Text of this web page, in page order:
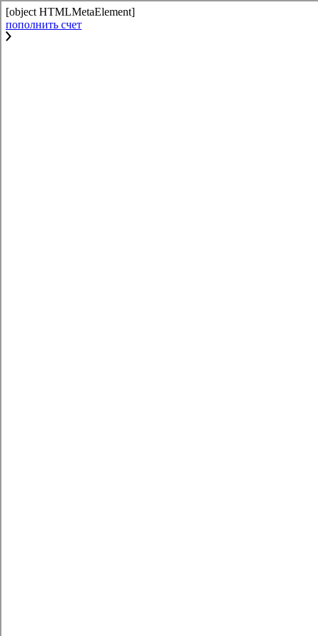
[object HTMLMetaElement]
пополнить счет